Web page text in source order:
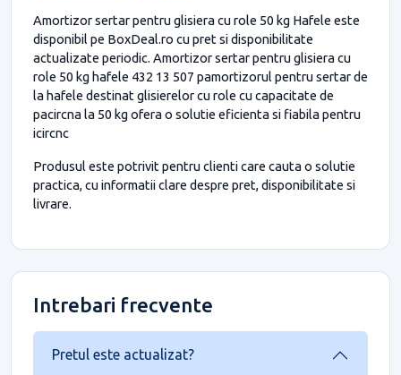
Amortizor sertar pentru glisiera cu role 50 kg Hafele este
disponibil pe BoxDeal.ro cu pret si disponibilitate
actualizate periodic. Amortizor sertar pentru glisiera cu
role 50 kg hafele 432 13 507 pamortizorul pentru sertar de
la hafele destinat glisierelor cu role cu capacitate de
pacircna la 50 kg ofera o solutie eficienta si fiabila pentru
icircnc
Produsul este potrivit pentru clienti care cauta o solutie
practica, cu informatii clare despre pret, disponibilitate si
livrare.
Intrebari frecvente
Pretul este actualizat?